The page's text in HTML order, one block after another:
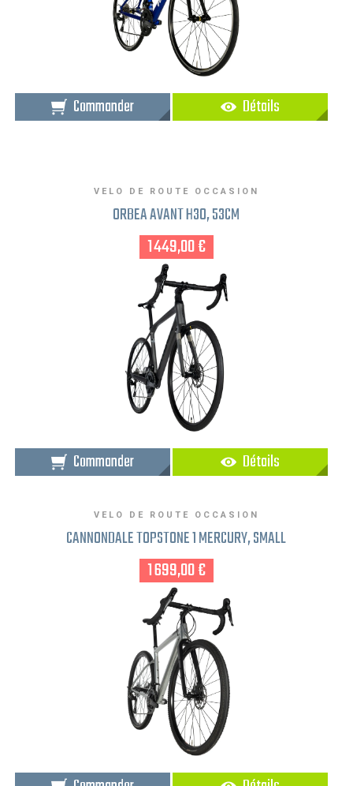
Commander Détails
VELO DE ROUTE OCCASION
ORBEA AVANT H30, 53CM
1 449,00 €
Commander Détails
VELO DE ROUTE OCCASION
CANNONDALE TOPSTONE 1 MERCURY, SMALL
1 699,00 €